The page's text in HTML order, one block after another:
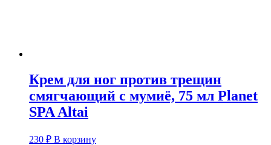
Крем для ног против трещин
смягчающий с мумиё, 75 мл Planet
SPA Altai
230 ₽ В корзину